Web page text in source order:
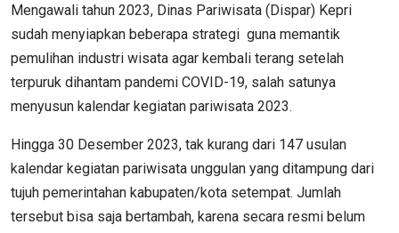
Mengawali tahun 2023, Dinas Pariwisata (Dispar) Kepri
sudah menyiapkan beberapa strategi guna memantik
pemulihan industri wisata agar kembali terang setelah
terpuruk dihantam pandemi COVID-19, salah satunya
menyusun kalendar kegiatan pariwisata 2023.
Hingga 30 Desember 2023, tak kurang dari 147 usulan
kalendar kegiatan pariwisata unggulan yang ditampung dari
tujuh pemerintahan kabupaten/kota setempat. Jumlah
tersebut bisa saja bertambah, karena secara resmi belum